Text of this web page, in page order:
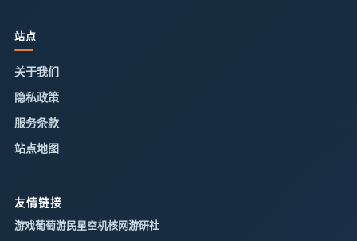
站点
关于我们
隐私政策
服务条款
站点地图
友情链接
游戏葡萄游民星空机核网游研社